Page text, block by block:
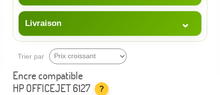
Livraison ⌄
Trier par
Encre compatible
HP OFFICEJET 6127
?